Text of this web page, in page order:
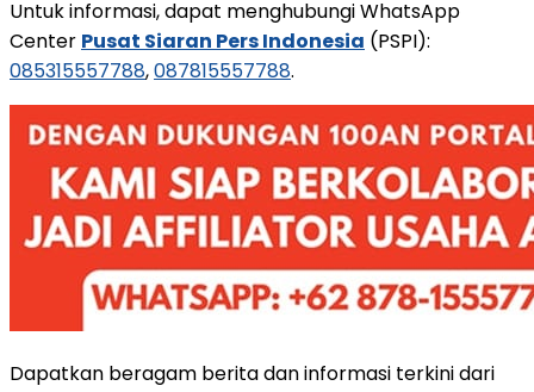
Untuk informasi, dapat menghubungi WhatsApp
Center Pusat Siaran Pers Indonesia (PSPI):
085315557788,087815557788.
Dapatkan beragam berita dan informasi terkini dari